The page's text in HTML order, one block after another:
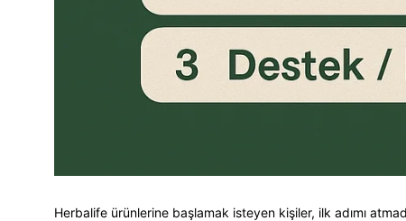
Herbalife ürünlerine başlamak isteyen kişiler, ilk adımı